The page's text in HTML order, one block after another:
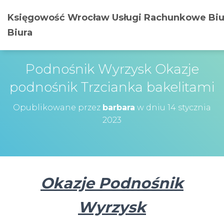
Księgowość Wrocław Usługi Rachunkowe
Biura
Podnośnik Wyrzysk Okazje
podnośnik Trzcianka bakelitami
Opublikowane przez barbara w dniu 14 stycznia
2023
Okazje Podnośnik
Wyrzysk